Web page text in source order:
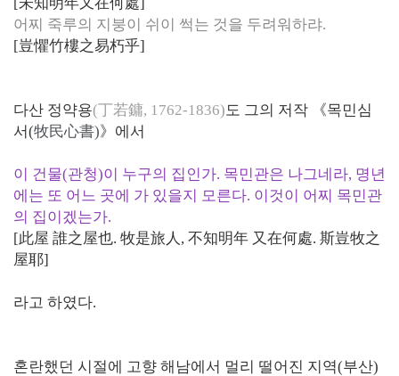
어찌 죽루의 지붕이 쉬이 썩는 것을 두려워하랴.
[豈懼竹樓之易朽乎]
다산 정약용(丁若鏞, 1762-1836)도 그의 저작 《목민심
서(牧民心書)》에서
이 건물(관청)이 누구의 집인가. 목민관은 나그네라, 명년
에는 또 어느 곳에 가 있을지 모른다. 이것이 어찌 목민관
의 집이겠는가.
[此屋 誰之屋也. 牧是旅人, 不知明年 又在何處. 斯豈牧之
屋耶]
라고 하였다.
혼란했던 시절에 고향 해남에서 멀리 떨어진 지역(부산)